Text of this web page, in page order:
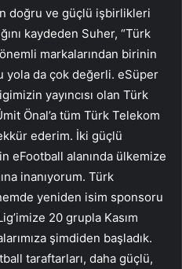
doğru ve güçlü işbirlikleri
kaydeden Suher, “Türk
markalarından birinin
yola da çok değerli. eSüper
yayıncısı olan Türk
Önal’a tüm Türk Telekom
ederim. İki güçlü
eFootball alanında ülkemize
inanıyorum. Türk
yeniden isim sponsoru
20 grupla Kasım
şimdiden başladık.
taraftarları, daha güçlü,